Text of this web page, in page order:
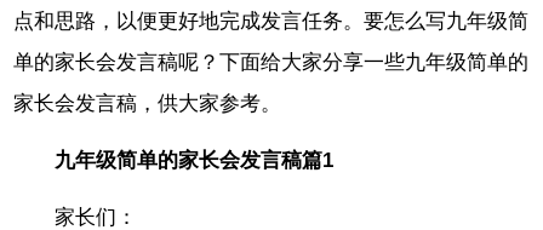
点和思路，以便更好地完成发言任务。要怎么写九年级简
单的家长会发言稿呢？下面给大家分享一些九年级简单的
家长会发言稿，供大家参考。
九年级简单的家长会发言稿篇1
家长们：